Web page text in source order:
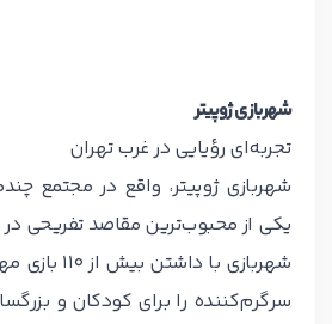
شهربازی ژوپیتر
تجربه‌ای رؤیایی در غرب تهران
شهربازی ژوپیتر، واقع در مجتمع
یکی از محبوب‌ترین مقاصد تفریحی
شهربازی با
سرگرم‌کننده را برای کودکان و